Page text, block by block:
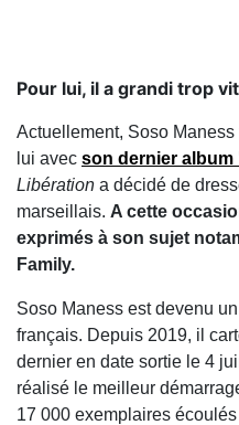
Pour lui, il a grandi trop
Actuellement, Soso
lui avec son dernier
Libération a décidé de
marseillais. A cette
exprimés à son sujet
Family.
Soso Maness est devenu
français. Depuis 2019, il
dernier en date sortie le 4
réalisé le meilleur
17 000 exemplaires